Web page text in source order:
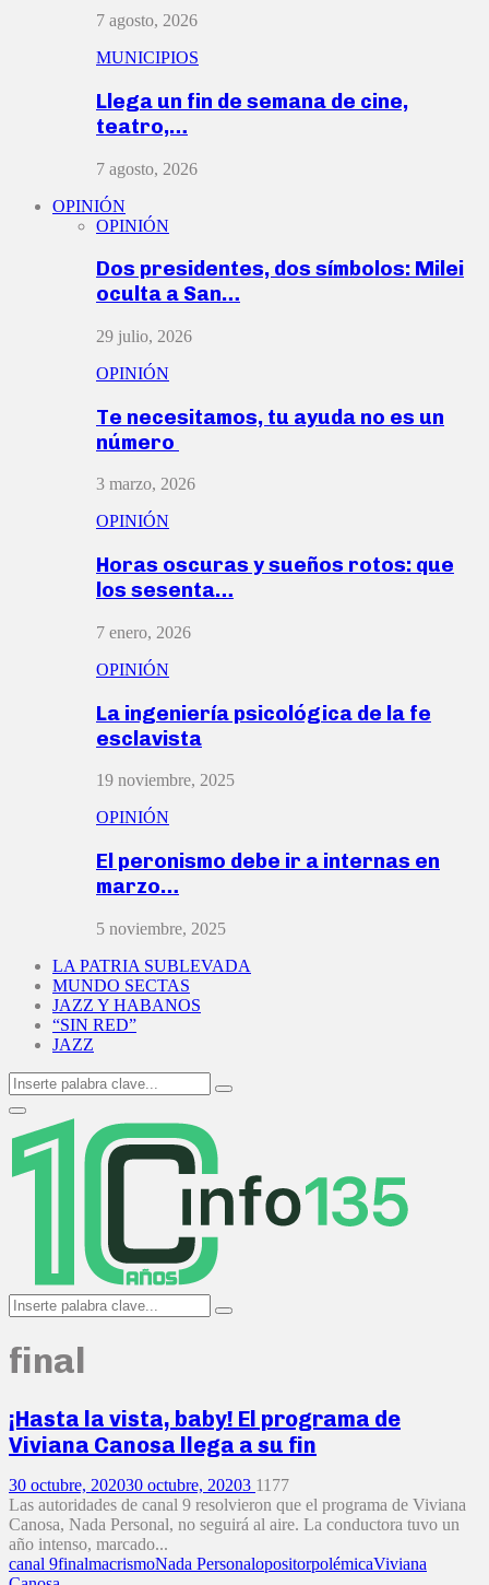
7 agosto, 2026
MUNICIPIOS
Llega un fin de semana de cine,
teatro,…
7 agosto, 2026
OPINIÓN
OPINIÓN
Dos presidentes, dos símbolos: Milei
oculta a San…
29 julio, 2026
OPINIÓN
Te necesitamos, tu ayuda no es un
número
3 marzo, 2026
OPINIÓN
Horas oscuras y sueños rotos: que
los sesenta…
7 enero, 2026
OPINIÓN
La ingeniería psicológica de la fe
esclavista
19 noviembre, 2025
OPINIÓN
El peronismo debe ir a internas en
marzo…
5 noviembre, 2025
LA PATRIA SUBLEVADA
MUNDO SECTAS
JAZZ Y HABANOS
“SIN RED”
JAZZ
Search
for:
Search
Primary
Menu
Search
for:
Search
final
¡Hasta la vista, baby! El programa de
Viviana Canosa llega a su fin
30 octubre, 202030 octubre, 20203 1177
Las autoridades de canal 9 resolvieron que el programa de Viviana
Canosa, Nada Personal, no seguirá al aire. La conductora tuvo un
año intenso, marcado...
canal 9finalmacrismoNada PersonalopositorpolémicaViviana